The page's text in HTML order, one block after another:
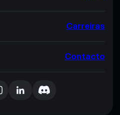
Carreiras
Contacto